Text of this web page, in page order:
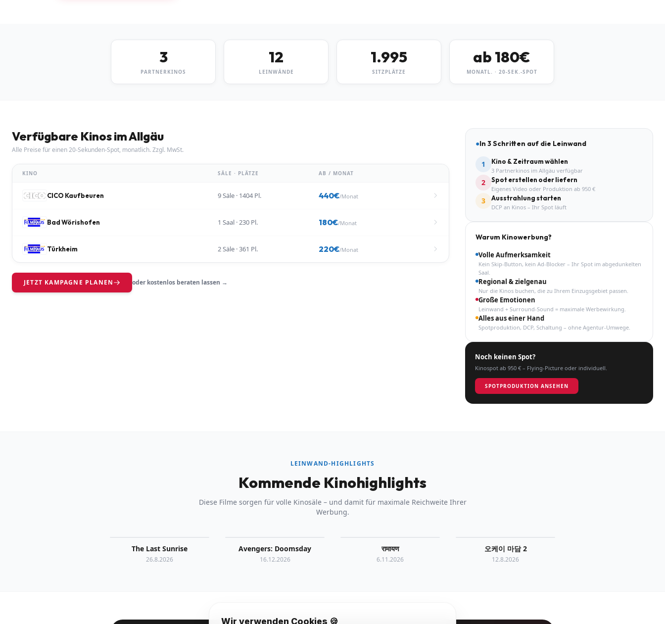
3
PARTNERKINOS
12
LEINWÄNDE
1.995
SITZPLÄTZE
ab 180€
MONATL. · 20-SEK.-SPOT
Verfügbare Kinosim Allgäu
Alle Preise für einen 20-Sekunden-Spot, monatlich. Zzgl. MwSt.
KINO SÄLE · PLÄTZE AB / MONAT
CICO Kaufbeuren 9Säle · 1404 Pl. 440€/Monat
Bad Wörishofen 1 Saal ·230 Pl. 180€/Monat
Türkheim 2Säle ·361 Pl. 220€/Monat
JETZT KAMPAGNE PLANEN oder kostenlos beraten lassen →
●In 3 Schritten auf die Leinwand
1 Kino & Zeitraum wählen
3 Partnerkinos im Allgäu verfügbar
2 Spot erstellen oder liefern
Eigenes Video oder Produktion ab 950 €
3 Ausstrahlung starten
DCP an Kinos – Ihr Spot läuft
Warum Kinowerbung?
Volle Aufmerksamkeit
Kein Skip-Button, kein Ad-Blocker – Ihr Spot im abgedunkelten
Saal.
Regional & zielgenau
Nur die Kinos buchen, die zu Ihrem Einzugsgebiet passen.
Große Emotionen
Leinwand + Surround-Sound = maximale Werbewirkung.
Alles aus einer Hand
Spotproduktion, DCP, Schaltung – ohne Agentur-Umwege.
Noch keinen Spot?
Kinospot ab 950 € – Flying-Picture oder individuell.
SPOTPRODUKTION ANSEHEN
LEINWAND-HIGHLIGHTS
Kommende Kinohighlights
Diese Filme sorgen für volle Kinosäle – und damit für maximale Reichweite Ihrer
Werbung.
The Last Sunrise
26.8.2026
Avengers: Doomsday
16.12.2026
रामायण
6.11.2026
오케이 마담 2
12.8.2026
Wir verwenden Cookies 🍪